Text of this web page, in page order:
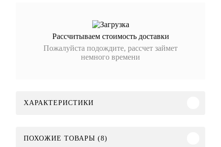
Рассчитываем стоимость доставки
Пожалуйста подождите, рассчет займет
немного времени
ХАРАКТЕРИСТИКИ
ПОХОЖИЕ ТОВАРЫ (8)